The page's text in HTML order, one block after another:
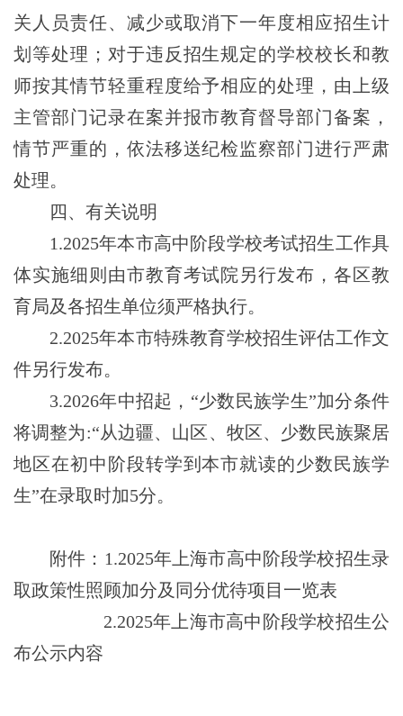
关人员责任、减少或取消下一年度相应招生计
划等处理；对于违反招生规定的学校校长和教
师按其情节轻重程度给予相应的处理，由上级
主管部门记录在案并报市教育督导部门备案，
情节严重的，依法移送纪检监察部门进行严肃
处理。
四、有关说明
1.2025年本市高中阶段学校考试招生工作具
体实施细则由市教育考试院另行发布，各区教
育局及各招生单位须严格执行。
2.2025年本市特殊教育学校招生评估工作文
件另行发布。
3.2026年中招起，“少数民族学生”加分条件
将调整为:“从边疆、山区、牧区、少数民族聚居
地区在初中阶段转学到本市就读的少数民族学
生”在录取时加5分。
附件： 1.2025年上海市高中阶段学校招生录
取政策性照顾加分及同分优待项目一览表
2.2025年上海市高中阶段学校招生公
布公示内容